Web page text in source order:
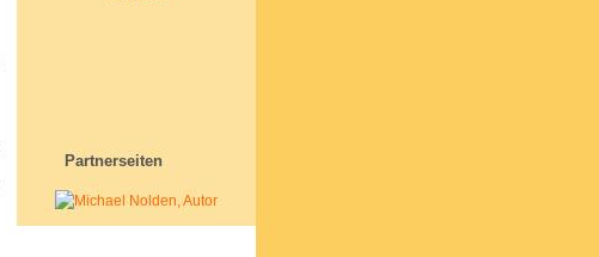
Partnerseiten